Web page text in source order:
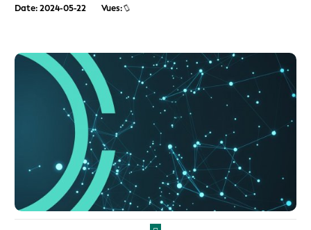
Date: 2024-05-22
Vues: